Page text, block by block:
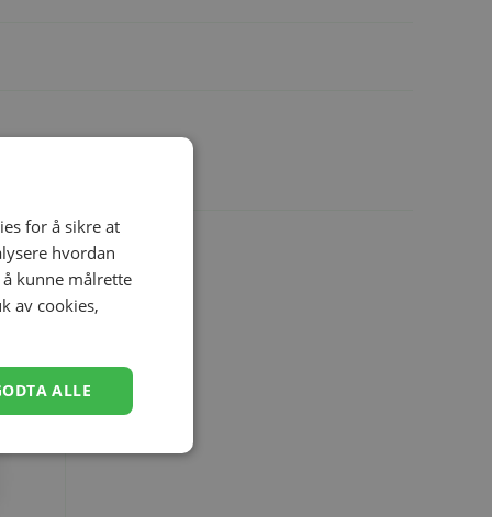
for å sikre at
hvordan
kunne målrette
av cookies,
ALLE